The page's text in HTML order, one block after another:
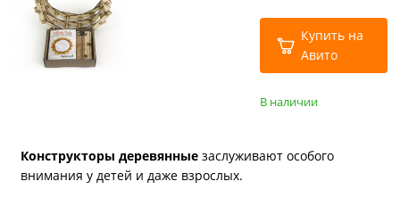
Купить на
Авито
В наличии
Конструкторы деревянныезаслуживают особого
внимания у детей и даже взрослых.